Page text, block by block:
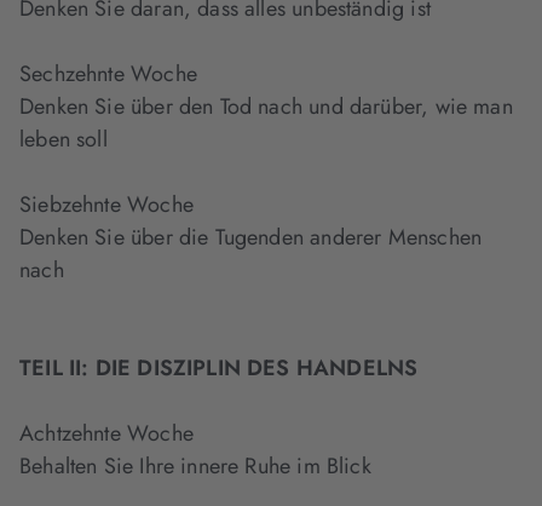
Denken Sie daran, dass alles unbeständig ist
Sechzehnte Woche
Denken Sie über den Tod nach und darüber, wie man
leben soll
Siebzehnte Woche
Denken Sie über die Tugenden anderer Menschen
nach
TEIL II: DIE DISZIPLIN DES HANDELNS
Achtzehnte Woche
Behalten Sie Ihre innere Ruhe im Blick